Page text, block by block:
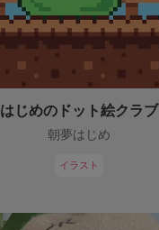
はじめのドット絵クラブ
朝夢はじめ
イラスト